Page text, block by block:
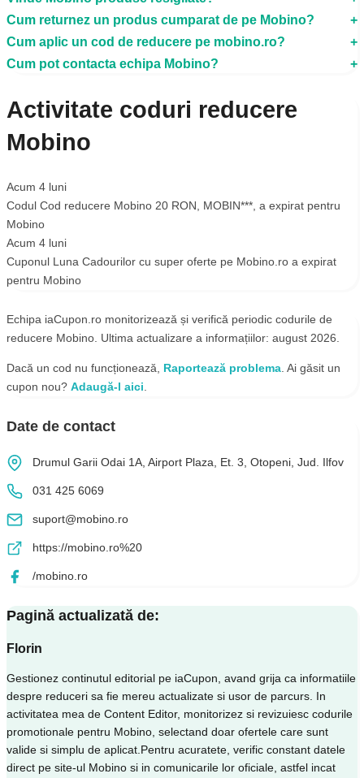
Cum returnez un produs cumparat de pe Mobino?
Cum aplic un cod de reducere pe mobino.ro?
Cum pot contacta echipa Mobino?
Activitate coduri reducere
Mobino
Acum 4 luni
Codul Cod reducere Mobino 20 RON, MOBIN***, a expirat pentru
Mobino
Acum 4 luni
Cuponul Luna Cadourilor cu super oferte pe Mobino.ro a expirat
pentru Mobino
Echipa iaCupon.ro monitorizează și verifică periodic codurile de
reducere Mobino. Ultima actualizare a informațiilor: august 2026.
Dacă un cod nu funcționează, Raportează problema. Ai găsit un
cupon nou? Adaugă-l aici.
Date de contact
Drumul Garii Odai 1A, Airport Plaza, Et. 3, Otopeni, Jud. Ilfov
031 425 6069
suport@mobino.ro
https://mobino.ro%20
/mobino.ro
Pagină actualizată de:
Florin
Gestionez continutul editorial pe iaCupon, avand grija ca informatiile
despre reduceri sa fie mereu actualizate si usor de parcurs. In
activitatea mea de Content Editor, monitorizez si revizuiesc codurile
promotionale pentru Mobino, selectand doar ofertele care sunt
valide si simplu de aplicat.Pentru acuratete, verific constant datele
direct pe site-ul Mobino si in comunicarile lor oficiale, astfel incat